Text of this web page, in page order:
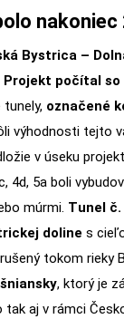
nakoniec
Bystrica –
Projekt počítal so
označené
výhodnosti tejto
v úseku
4d, 5a boli
múrmi. Tunel
doline s
tokom rieky
, ktorý je
tak aj v rámci